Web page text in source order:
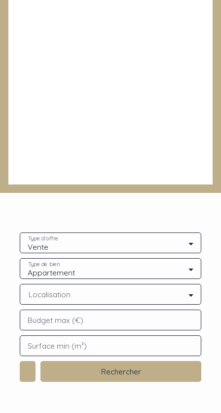
Vente
Type d'offre
Appartement
Type de bien
Localisation
Budget max (€)
Surface min (m²)
Rechercher